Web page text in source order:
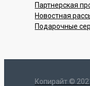
Партнерская
Новостная
Подарочные
Копирайт ©